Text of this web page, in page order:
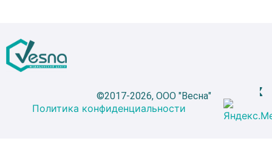
©2017-2026, ООО "Весна"
Политика конфиденциальности